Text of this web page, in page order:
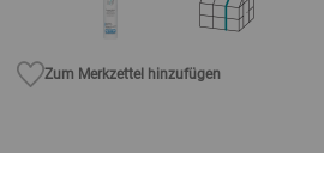
Zum Merkzettel hinzufügen